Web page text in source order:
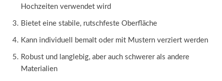
Hochzeiten verwendet wird
Bietet eine stabile, rutschfeste Oberfläche
Kann individuell bemalt oder mit Mustern verziert werden
Robust und langlebig, aber auch schwerer als andere
Materialien